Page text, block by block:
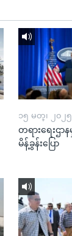
၁၅ မတ္၊ ၂၀၂၅
တရားရေးဌာ
မိန့်ခွန်းပြော